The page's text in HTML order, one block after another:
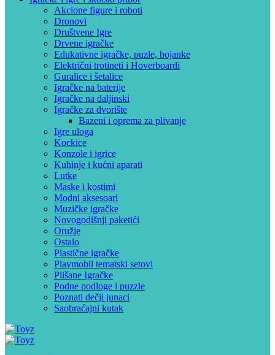
Akcione figure i roboti
Dronovi
Društvene Igre
Drvene igračke
Edukativne igračke, puzle, bojanke
Električni trotineti i Hoverboardi
Guralice i šetalice
Igračke na baterije
Igračke na daljinski
‎Igračke za dvorište
Bazeni i oprema za plivanje
Igre uloga
Kockice
Konzole i igrice
Kuhinje i kućni aparati
Lutke
Maske i kostimi
Modni aksesoari
Muzičke igračke
Novogodišnji paketići
Oružje
Ostalo
Plastične igračke
Playmobil tematski setovi
Plišane Igračke
Podne podloge i puzzle
Poznati dečji junaci
Saobraćajni kutak